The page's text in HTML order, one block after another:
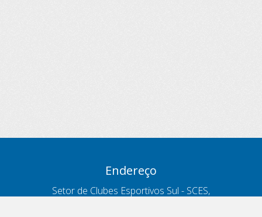
Endereço
Setor de Clubes Esportivos Sul - SCES,